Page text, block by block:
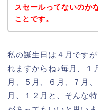
スセールってないのか
ことです。
私の誕生日は４月です
れますからね♪毎月、１
月、５月、６月、７月
月、１２月と、そんな